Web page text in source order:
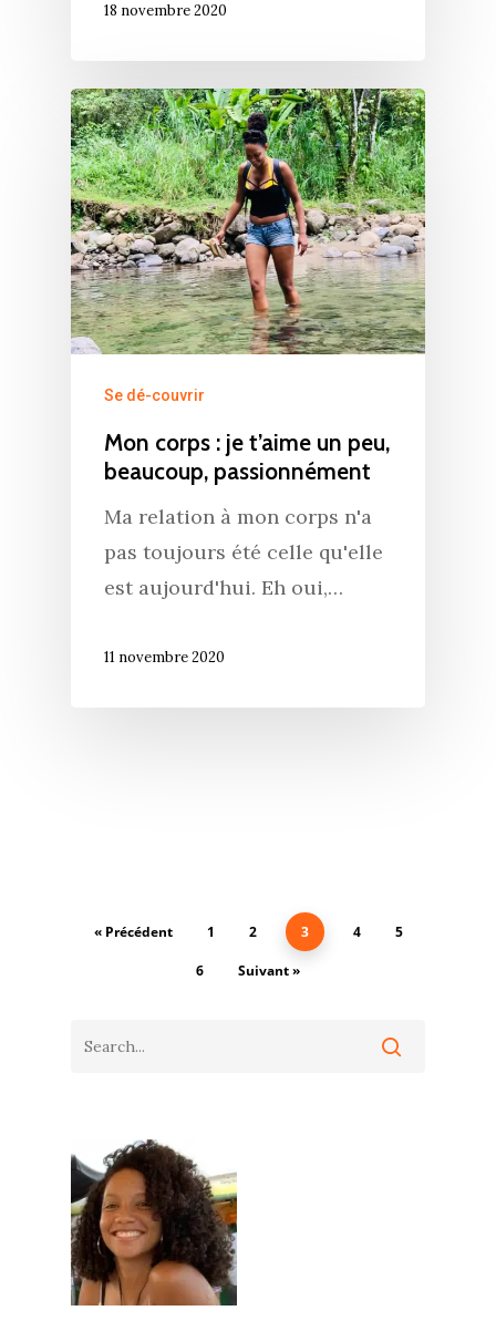
18 novembre 2020
Se dé-couvrir
Mon corps : je t’aime un peu,
beaucoup, passionnément
Ma relation à mon corps n'a
pas toujours été celle qu'elle
est aujourd'hui. Eh oui,…
11 novembre 2020
« Précédent 1 2 3 4 5
6 Suivant »